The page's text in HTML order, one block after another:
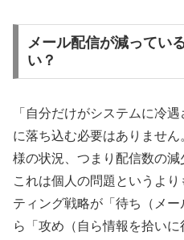
メール配信が減ってい
い？
「自分だけがシステムに冷
に落ち込む必要はありませ
様の状況、つまり配信数の減
これは個人の問題というよ
ティング戦略が「待ち（メ
ら「攻め（自ら情報を拾い